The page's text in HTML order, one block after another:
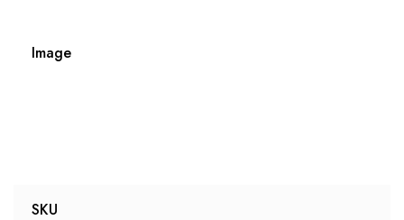
Image
SKU